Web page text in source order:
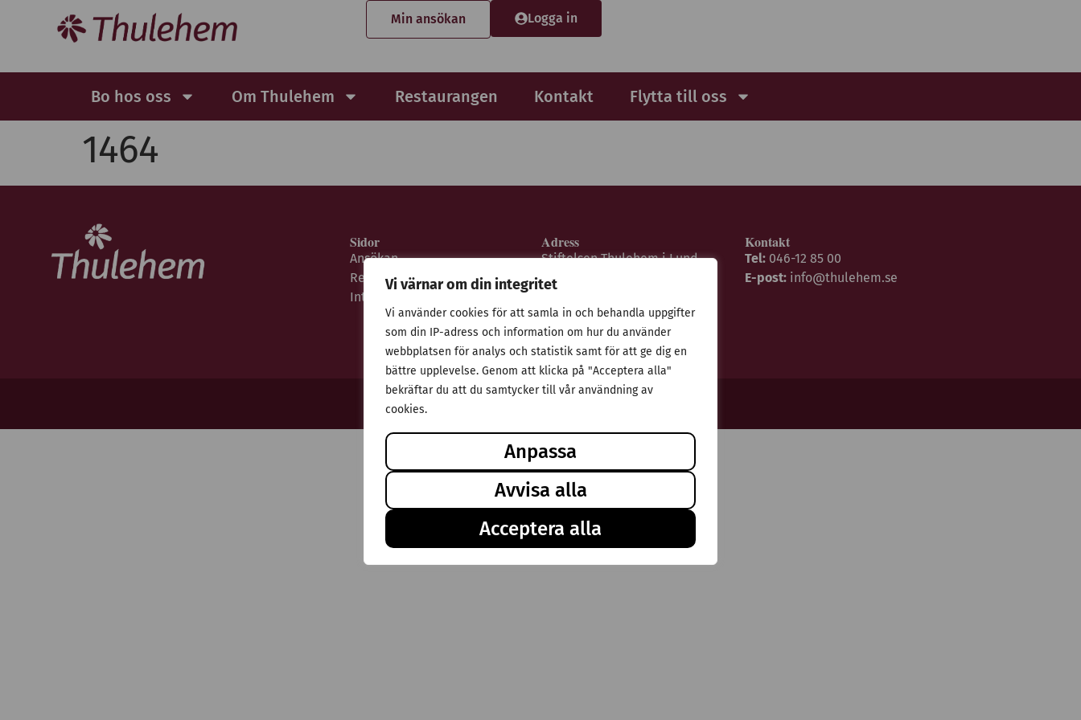
Vi värnar om din integritet
Vi använder cookies för att samla in och behandla uppgifter
som din IP-adress och information om hur du använder
webbplatsen för analys och statistik samt för att ge dig en
bättre upplevelse. Genom att klicka på "Acceptera alla"
bekräftar du att du samtycker till vår användning av
cookies.
Anpassa
Avvisa alla
Acceptera alla
Min ansökan Logga in
Bo hos oss Om Thulehem Restaurangen Kontakt Flytta till oss
1464
Sidor
Ansökan
Restaurangen
Integritetspolicy
Adress
Stiftelsen Thulehem i Lund
Thulehemsvägen 40
Kontakt
Tel: 046-12 85 00
E-post: info@thulehem.se
© Stiftelsen Thulehem 2025